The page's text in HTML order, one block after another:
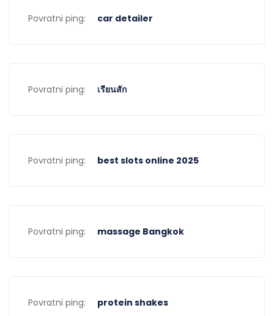
Povratni ping: car detailer
Povratni ping: เรียนสัก
Povratni ping: best slots online 2025
Povratni ping: massage Bangkok
Povratni ping: protein shakes